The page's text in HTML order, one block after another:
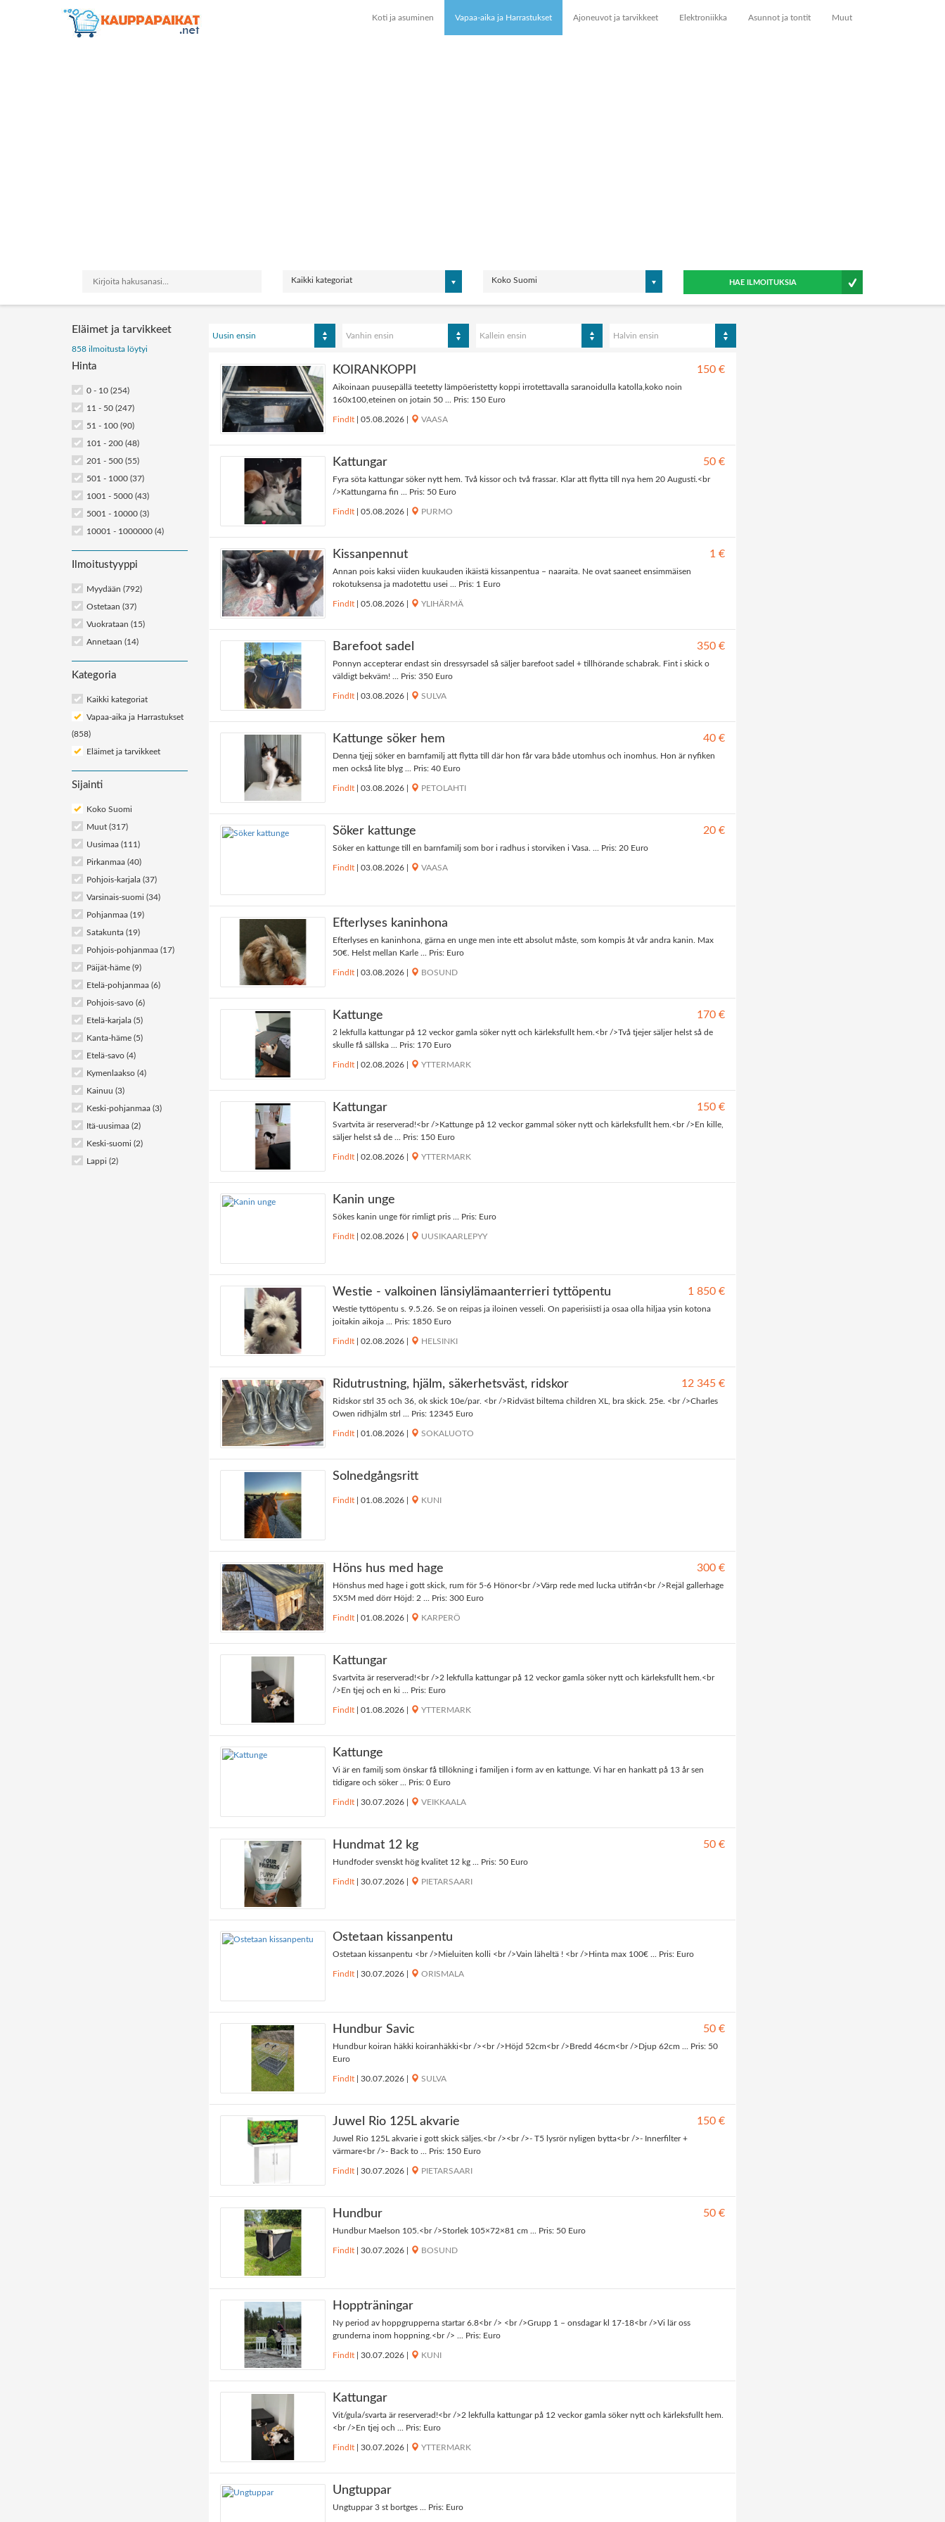
Koti ja asuminen Vapaa-aika ja Harrastukset Ajoneuvot ja tarvikkeet Elektroniikka Asunnot ja tontit Muut
Kaikki kategoriat Koko Suomi HAE ILMOITUKSIA
Eläimet ja tarvikkeet
858 ilmoitusta löytyi
Hinta
0 - 10 (254)
11 - 50 (247)
51 - 100 (90)
101 - 200 (48)
201 - 500 (55)
501 - 1000 (37)
1001 - 5000 (43)
5001 - 10000 (3)
10001 - 1000000 (4)
Ilmoitustyyppi
Myydään (792)
Ostetaan (37)
Vuokrataan (15)
Annetaan (14)
Kategoria
Kaikki kategoriat
Vapaa-aika ja Harrastukset
(858)
Eläimet ja tarvikkeet
Sijainti
Koko Suomi
Muut (317)
Uusimaa (111)
Pirkanmaa (40)
Pohjois-karjala (37)
Varsinais-suomi (34)
Pohjanmaa (19)
Satakunta (19)
Pohjois-pohjanmaa (17)
Päijät-häme (9)
Etelä-pohjanmaa (6)
Pohjois-savo (6)
Etelä-karjala (5)
Kanta-häme (5)
Etelä-savo (4)
Kymenlaakso (4)
Kainuu (3)
Keski-pohjanmaa (3)
Itä-uusimaa (2)
Keski-suomi (2)
Lappi (2)
Järjestä
ilmoitukset:
Uusin ensin Vanhin ensin Kallein ensin Halvin ensin
KOIRANKOPPI 150 €
Aikoinaan puusepällä teetetty lämpöeristetty koppi irrotettavalla saranoidulla katolla,koko noin
160x100,eteinen on jotain 50 ... Pris: 150 Euro
FindIt 05.08.2026 VAASA
Kattungar 50 €
Fyra söta kattungar söker nytt hem. Två kissor och två frassar. Klar att flytta till nya hem 20 Augusti.<br
/>Kattungarna fin ... Pris: 50 Euro
FindIt 05.08.2026 PURMO
Kissanpennut 1 €
Annan pois kaksi viiden kuukauden ikäistä kissanpentua – naaraita. Ne ovat saaneet ensimmäisen
rokotuksensa ja madotettu usei ... Pris: 1 Euro
FindIt 05.08.2026 YLIHÄRMÄ
Barefoot sadel 350 €
Ponnyn accepterar endast sin dressyrsadel så säljer barefoot sadel + tillhörande schabrak. Fint i skick o
väldigt bekväm! ... Pris: 350 Euro
FindIt 03.08.2026 SULVA
Kattunge söker hem 40 €
Denna tjejj söker en barnfamilj att flytta till där hon får vara både utomhus och inomhus. Hon är nyfiken
men också lite blyg ... Pris: 40 Euro
FindIt 03.08.2026 PETOLAHTI
Söker kattunge 20 €
Söker en kattunge till en barnfamilj som bor i radhus i storviken i Vasa. ... Pris: 20 Euro
FindIt 03.08.2026 VAASA
Efterlyses kaninhona
Efterlyses en kaninhona, gärna en unge men inte ett absolut måste, som kompis åt vår andra kanin. Max
50€. Helst mellan Karle ... Pris: Euro
FindIt 03.08.2026 BOSUND
Kattunge 170 €
2 lekfulla kattungar på 12 veckor gamla söker nytt och kärleksfullt hem.<br />Två tjejer säljer helst så de
skulle få sällska ... Pris: 170 Euro
FindIt 02.08.2026 YTTERMARK
Kattungar 150 €
Svartvita är reserverad!<br />Kattunge på 12 veckor gammal söker nytt och kärleksfullt hem.<br />En kille,
säljer helst så de ... Pris: 150 Euro
FindIt 02.08.2026 YTTERMARK
Kanin unge
Sökes kanin unge för rimligt pris ... Pris: Euro
FindIt 02.08.2026 UUSIKAARLEPYY
Westie - valkoinen länsiylämaanterrieri tyttöpentu 1 850 €
Westie tyttöpentu s. 9.5.26. Se on reipas ja iloinen vesseli. On paperisiisti ja osaa olla hiljaa ysin kotona
joitakin aikoja ... Pris: 1850 Euro
FindIt 02.08.2026 HELSINKI
Ridutrustning, hjälm, säkerhetsväst, ridskor 12 345 €
Ridskor strl 35 och 36, ok skick 10e/par. <br />Ridväst biltema children XL, bra skick. 25e. <br />Charles
Owen ridhjälm strl ... Pris: 12345 Euro
FindIt 01.08.2026 SOKALUOTO
Solnedgångsritt
FindIt 01.08.2026 KUNI
Höns hus med hage 300 €
Hönshus med hage i gott skick, rum för 5-6 Hönor<br />Värp rede med lucka utifrån<br />Rejäl gallerhage
5X5M med dörr Höjd: 2 ... Pris: 300 Euro
FindIt 01.08.2026 KARPERÖ
Kattungar
Svartvita är reserverad!<br />2 lekfulla kattungar på 12 veckor gamla söker nytt och kärleksfullt hem.<br
/>En tjej och en ki ... Pris: Euro
FindIt 01.08.2026 YTTERMARK
Kattunge
Vi är en familj som önskar få tillökning i familjen i form av en kattunge. Vi har en hankatt på 13 år sen
tidigare och söker ... Pris: 0 Euro
FindIt 30.07.2026 VEIKKAALA
Hundmat 12 kg 50 €
Hundfoder svenskt hög kvalitet 12 kg ... Pris: 50 Euro
FindIt 30.07.2026 PIETARSAARI
Ostetaan kissanpentu
Ostetaan kissanpentu <br />Mieluiten kolli <br />Vain läheltä ! <br />Hinta max 100€ ... Pris: Euro
FindIt 30.07.2026 ORISMALA
Hundbur Savic 50 €
Hundbur koiran häkki koiranhäkki<br /><br />Höjd 52cm<br />Bredd 46cm<br />Djup 62cm ... Pris: 50
Euro
FindIt 30.07.2026 SULVA
Juwel Rio 125L akvarie 150 €
Juwel Rio 125L akvarie i gott skick säljes.<br /><br />- T5 lysrör nyligen bytta<br />- Innerfilter +
värmare<br />- Back to ... Pris: 150 Euro
FindIt 30.07.2026 PIETARSAARI
Hundbur 50 €
Hundbur Maelson 105.<br />Storlek 105×72×81 cm ... Pris: 50 Euro
FindIt 30.07.2026 BOSUND
Hoppträningar
Ny period av hoppgrupperna startar 6.8<br /> <br />Grupp 1 – onsdagar kl 17-18<br />Vi lär oss
grunderna inom hoppning.<br /> ... Pris: Euro
FindIt 30.07.2026 KUNI
Kattungar
Vit/gula/svarta är reserverad!<br />2 lekfulla kattungar på 12 veckor gamla söker nytt och kärleksfullt hem.
<br />En tjej och ... Pris: Euro
FindIt 30.07.2026 YTTERMARK
Ungtuppar
Ungtuppar 3 st bortges ... Pris: Euro